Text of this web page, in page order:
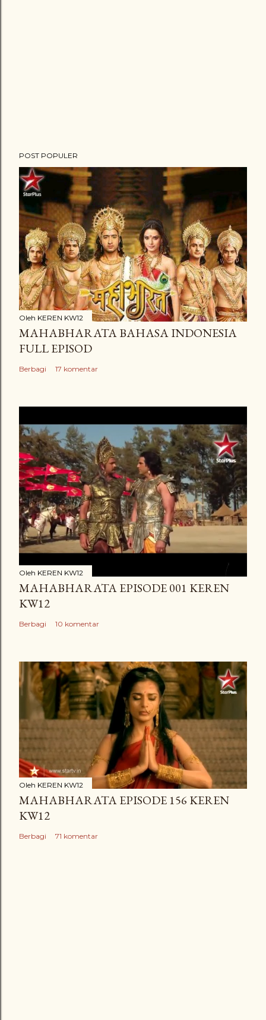
POST POPULER
Oleh KEREN KW12
MAHABHARATA BAHASA INDONESIA
FULL EPISOD
Berbagi 17 komentar
Oleh KEREN KW12
MAHABHARATA EPISODE 001 KEREN
KW12
Berbagi 10 komentar
Oleh KEREN KW12
MAHABHARATA EPISODE 156 KEREN
KW12
Berbagi 71 komentar